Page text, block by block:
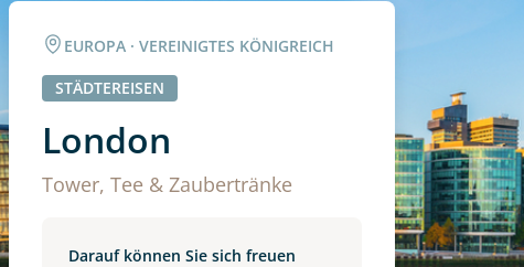
EUROPA · VEREINIGTES KÖNIGREICH
STÄDTEREISEN
London
Tower, Tee & Zaubertränke
Darauf können Sie sich freuen